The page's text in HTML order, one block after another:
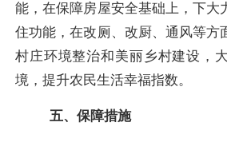
能，在保障房屋安全基础上，下大
住功能，在改厕、改厨、通风等方
村庄环境整治和美丽乡村建设，
境，提升农民生活幸福指数。
五、保障措施